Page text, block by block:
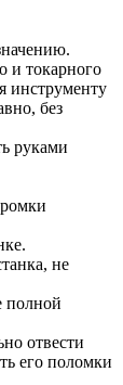
и токарного
инструменту
без
руками
не
полной
отвести
его поломки